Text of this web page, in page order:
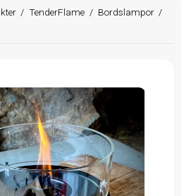
/ TenderFlame / Bordslampor /